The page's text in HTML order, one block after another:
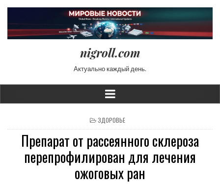
nigroll.com
Актуально каждый день.
POSTED IN
ЗДОРОВЬЕ
Препарат от рассеянного склероза
перепрофилирован для лечения
ожоговых ран